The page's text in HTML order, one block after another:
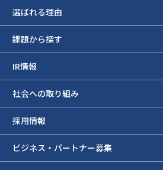
選ばれる理由
課題から探す
IR情報
社会への取り組み
採用情報
ビジネス・パートナー募集